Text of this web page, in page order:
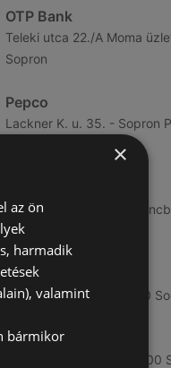
OTP Bank
Teleki utca 22./A Moma
Sopron
Pepco
Lackner K. u. 35. - Sopron
Hadak útja 11 3700
Kazincbarcika
Herbária
Selmeci út 15 - 17., 9400
Deichmann
Selmeci utca 15 - 17, 9400
×
az ön
harmadik
valamint
bármikor